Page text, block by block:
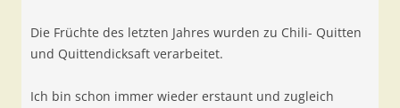
Die Früchte des letzten Jahres wurden zu Chili- Quitten
und Quittendicksaft verarbeitet.
Ich bin schon immer wieder erstaunt und zugleich